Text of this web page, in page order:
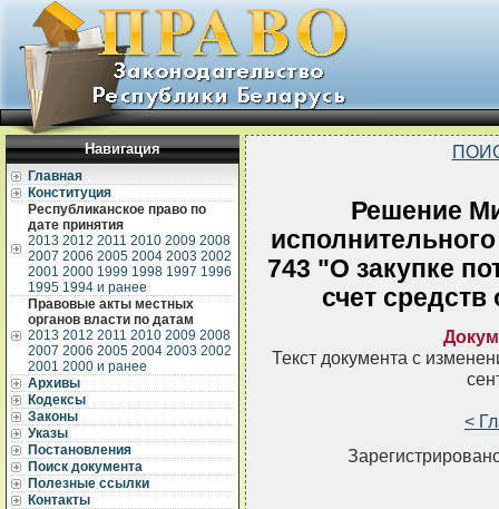
Навигация
Главная
Конституция
Республиканское право по
дате принятия
2013 2012 2011 2010 2009 2008
2007 2006 2005 2004 2003 2002
2001 2000 1999 1998 1997 1996
1995 1994 и ранее
Правовые акты местных
органов власти по датам
2013 2012 2011 2010 2009 2008
2007 2006 2005 2004 2003 2002
2001 2000 и ранее
Архивы
Кодексы
Законы
Указы
Постановления
Поиск документа
Полезные ссылки
Контакты
Решение
743 "О закупке
счет
Текст документа с
<